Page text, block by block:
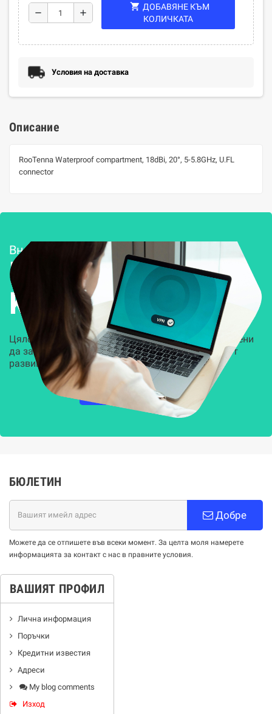
remove add
shopping_cart ДОБАВЯНЕ КЪМ
КОЛИЧКАТА
Условия на доставка
Описание
RooTenna Waterproof compartment, 18dBi, 20°, 5-5.8GHz, U.FL
connector
Внедряване и поддръжка
Решения за
Kиберсигурност
Цялостни, задвижвани от AI решения, предназначени
да защитят всеки слой на вашата организация от
развиващите се киберзаплахи.
НАУЧЕТЕ ПОВЕЧЕ
БЮЛЕТИН
Добре
Можете да се отпишете във всеки момент. За целта моля намерете
информацията за контакт с нас в правните условия.
ВАШИЯТ ПРОФИЛ
Лична информация
Поръчки
Кредитни известия
Адреси
My blog comments
Изход